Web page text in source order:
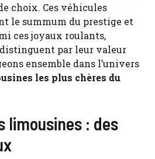
choix. Ces véhicules
le summum du prestige et
ces joyaux roulants,
par leur valeur
ensemble dans l’univers
les plus chères du
limousines : des